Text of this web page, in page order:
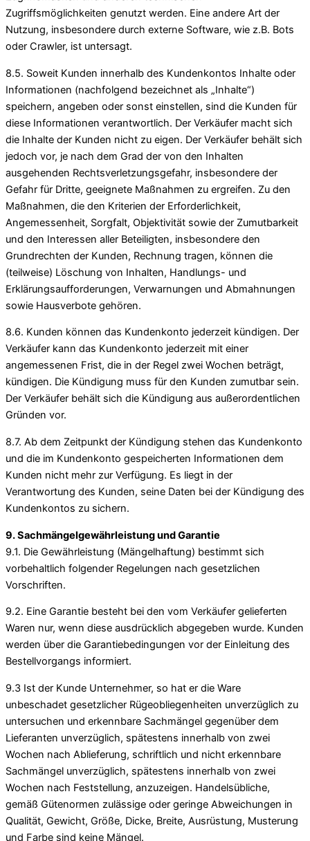
Zugriffsmöglichkeiten genutzt werden. Eine andere Art der
Nutzung, insbesondere durch externe Software, wie z.B. Bots
oder Crawler, ist untersagt.
8.5. Soweit Kunden innerhalb des Kundenkontos Inhalte oder
Informationen (nachfolgend bezeichnet als „Inhalte“)
speichern, angeben oder sonst einstellen, sind die Kunden für
diese Informationen verantwortlich. Der Verkäufer macht sich
die Inhalte der Kunden nicht zu eigen. Der Verkäufer behält sich
jedoch vor, je nach dem Grad der von den Inhalten
ausgehenden Rechtsverletzungsgefahr, insbesondere der
Gefahr für Dritte, geeignete Maßnahmen zu ergreifen. Zu den
Maßnahmen, die den Kriterien der Erforderlichkeit,
Angemessenheit, Sorgfalt, Objektivität sowie der Zumutbarkeit
und den Interessen aller Beteiligten, insbesondere den
Grundrechten der Kunden, Rechnung tragen, können die
(teilweise) Löschung von Inhalten, Handlungs- und
Erklärungsaufforderungen, Verwarnungen und Abmahnungen
sowie Hausverbote gehören.
8.6. Kunden können das Kundenkonto jederzeit kündigen. Der
Verkäufer kann das Kundenkonto jederzeit mit einer
angemessenen Frist, die in der Regel zwei Wochen beträgt,
kündigen. Die Kündigung muss für den Kunden zumutbar sein.
Der Verkäufer behält sich die Kündigung aus außerordentlichen
Gründen vor.
8.7. Ab dem Zeitpunkt der Kündigung stehen das Kundenkonto
und die im Kundenkonto gespeicherten Informationen dem
Kunden nicht mehr zur Verfügung. Es liegt in der
Verantwortung des Kunden, seine Daten bei der Kündigung des
Kundenkontos zu sichern.
9. Sachmängelgewährleistung und Garantie
9.1. Die Gewährleistung (Mängelhaftung) bestimmt sich
vorbehaltlich folgender Regelungen nach gesetzlichen
Vorschriften.
9.2. Eine Garantie besteht bei den vom Verkäufer gelieferten
Waren nur, wenn diese ausdrücklich abgegeben wurde. Kunden
werden über die Garantiebedingungen vor der Einleitung des
Bestellvorgangs informiert.
9.3 Ist der Kunde Unternehmer, so hat er die Ware
unbeschadet gesetzlicher Rügeobliegenheiten unverzüglich zu
untersuchen und erkennbare Sachmängel gegenüber dem
Lieferanten unverzüglich, spätestens innerhalb von zwei
Wochen nach Ablieferung, schriftlich und nicht erkennbare
Sachmängel unverzüglich, spätestens innerhalb von zwei
Wochen nach Feststellung, anzuzeigen. Handelsübliche,
gemäß Gütenormen zulässige oder geringe Abweichungen in
Qualität, Gewicht, Größe, Dicke, Breite, Ausrüstung, Musterung
und Farbe sind keine Mängel.